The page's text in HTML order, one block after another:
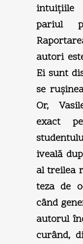
intuiţiile
pariul
autori
Ei sunt
se
Or,
exact
iveală
al treilea
teza de
când
autorul
curând,